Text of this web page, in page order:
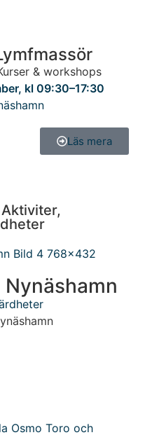
& workshops
kl 09:30–17:30
Läs mera